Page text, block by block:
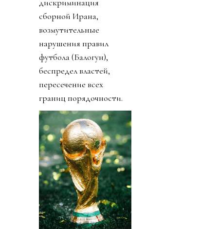
дискриминация
сборной Ирана,
возмутительные
нарушения правил
футбола (Балогун),
беспредел властей,
пересечение всех
границ порядочности.